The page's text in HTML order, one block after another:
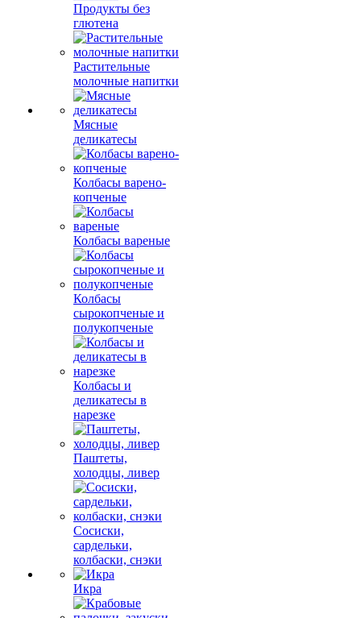
Продукты без
глютена
Растительные
молочные напитки
Мясные
деликатесы
Колбасы варено-
копченые
Колбасы вареные
Колбасы
сырокопченые и
полукопченые
Колбасы и
деликатесы в
нарезке
Паштеты,
холодцы, ливер
Сосиски,
сардельки,
колбаски, снэки
Икра